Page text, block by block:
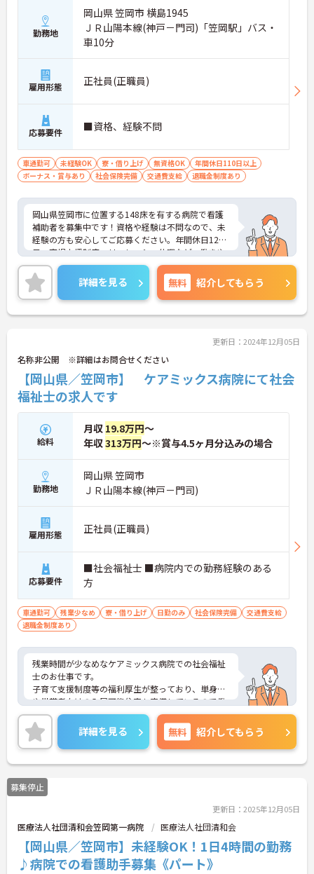
勤務地
岡山県 笠岡市 横島1945
ＪＲ山陽本線(神戸－門司)「笠岡駅」バス・
車10分
雇用形態 正社員(正職員)
応募要件 ■資格、経験不問
車通勤可 未経験OK 寮・借り上げ 無資格OK
年間休日110日以上
ボーナス・賞与あり
社会保険完備 交通費支給 退職金制度あり
岡山県笠岡市に位置する148床を有する病院で看護
補助者を募集中です！資格や経験は不問なので、未
経験の方も安心してご応募ください。年間休日120
日、育児支援制度、リフレッシュ休暇など、働きや
すい環境が魅力です。ワークライフバランスを大切
にしながら、地域医療に貢献できるやりがいのある
お仕事です。まずはお気軽にお問い合わせくださ
い！
詳細を見る 無料 紹介してもらう
更新日：2024年12月05日
名称非公開 ※詳細はお問合せください
【岡山県／笠岡市】 ケアミックス病院にて社会
福祉士の求人です
給料
月収 19.8万円～
年収313万円～※賞与4.5ヶ月分込みの場合
勤務地
岡山県 笠岡市
ＪＲ山陽本線(神戸－門司)
雇用形態 正社員(正職員)
応募要件
■社会福祉士 ■病院内での勤務経験のある
方
車通勤可 残業少なめ 寮・借り上げ 日勤のみ 社会保険完備
交通費支給
退職金制度あり
残業時間が少なめなケアミックス病院での社会福祉
士のお仕事です。
子育て支援制度等の福利厚生が整っており、単身者
や世帯者向けの入居可能住宅も完備しているので働
きやすい環境です。
ご興味ある方には、面接対策ポイントなど、さらに
詳細をお話しいたしますのでお気軽にご相談くださ
い！
詳細を見る 無料 紹介してもらう
募集停止
更新日：2025年12月05日
医療法人社団清和会笠岡第一病院 医療法人社団清和会
【岡山県／笠岡市】未経験OK！1日4時間の勤務
♪病院での看護助手募集《パート》